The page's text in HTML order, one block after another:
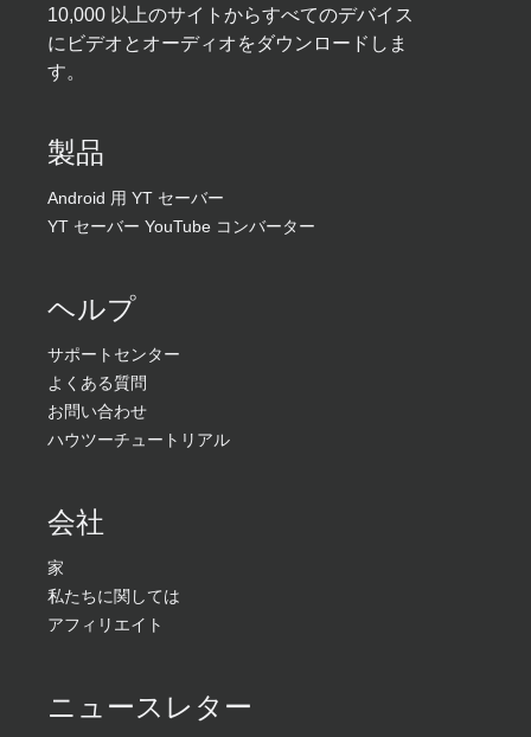
10,000 以上のサイトからすべてのデバイス
にビデオとオーディオをダウンロードしま
す。
製品
Android 用 YT セーバー
YT セーバー YouTube コンバーター
ヘルプ
サポートセンター
よくある質問
お問い合わせ
ハウツーチュートリアル
会社
家
私たちに関しては
アフィリエイト
ニュースレター